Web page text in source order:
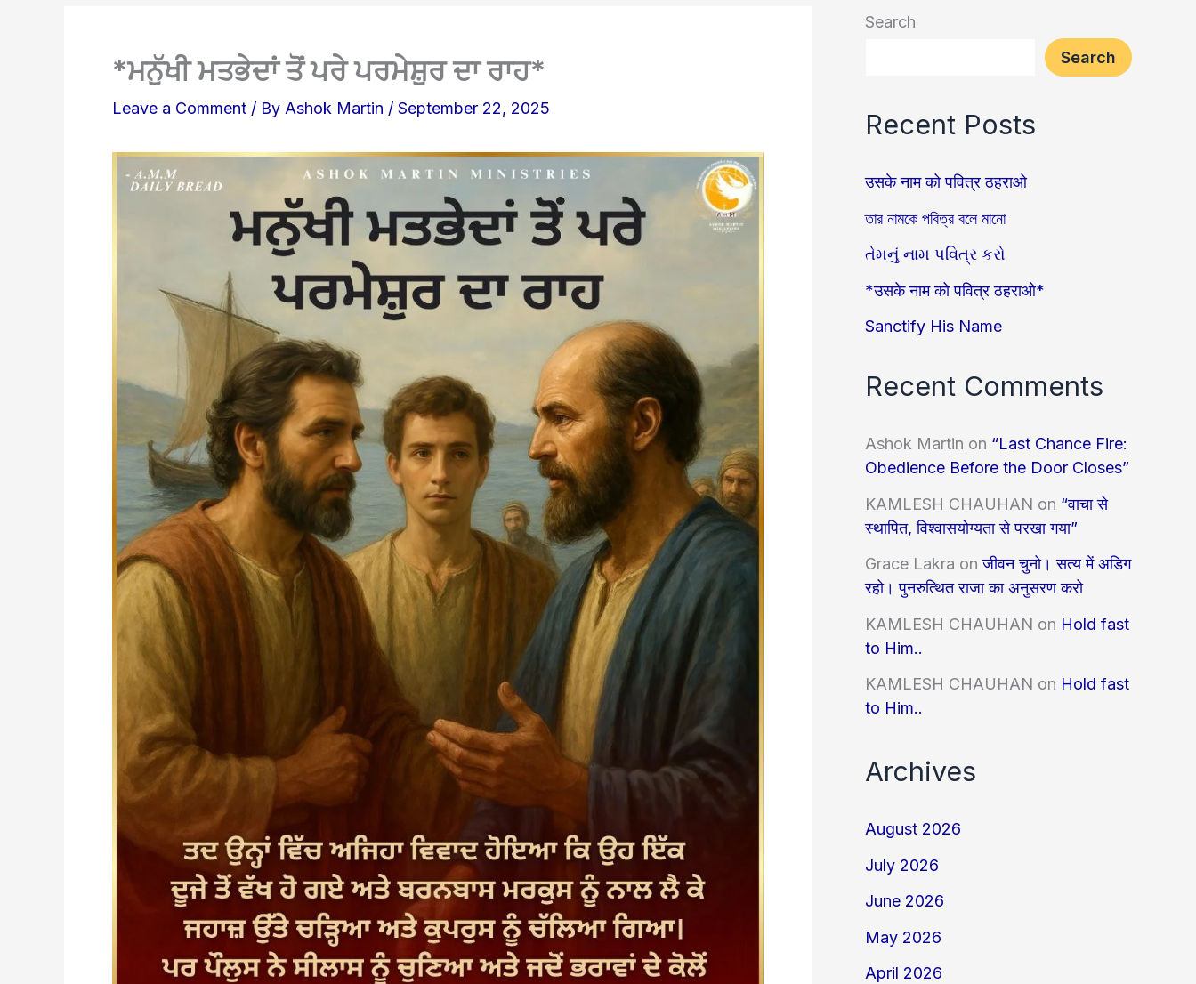
*ਮਨੁੱਖੀ ਮਤਭੇਦਾਂ ਤੋਂ ਪਰੇ ਪਰਮੇਸ਼ੁਰ ਦਾ ਰਾਹ*
Leave a Comment / By Ashok Martin / September 22, 2025
Search
Search
Recent Posts
उसके नाम को पवित्र ठहराओ
তার নামকে পবিত্র বলে মানো
તેમનું નામ પવિત્ર કરો
*उसके नाम को पवित्र ठहराओ*
Sanctify His Name
Recent Comments
Ashok Martin on “Last Chance Fire:
Obedience Before the Door Closes”
KAMLESH CHAUHAN on “वाचा से
स्थापित, विश्वासयोग्यता से परखा गया”
Grace Lakra onजीवन चुनो। सत्य में अडिग
रहो। पुनरुत्थित राजा का अनुसरण करो
KAMLESH CHAUHAN on Hold fast
to Him..
KAMLESH CHAUHAN on Hold fast
to Him..
Archives
August 2026
July 2026
June 2026
May 2026
April 2026